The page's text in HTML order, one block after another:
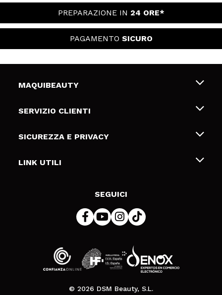
PREPARAZIONE IN 24 ORE*
PAGAMENTO SICURO
MAQUIBEAUTY
Chi siamo
Gift Cards
SERVIZIO CLIENTI
Spedizioni & Resi
Metodi di pagamamento
SICUREZZA E PRIVACY
Termini e condizioni
LINK UTILI
SEGUICI
© 2026 DSM Beauty, S.L.